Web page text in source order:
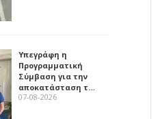
Υπεγράφη η
Προγραμματική
Σύμβαση για την
αποκατάσταση τ…
07-08-2026